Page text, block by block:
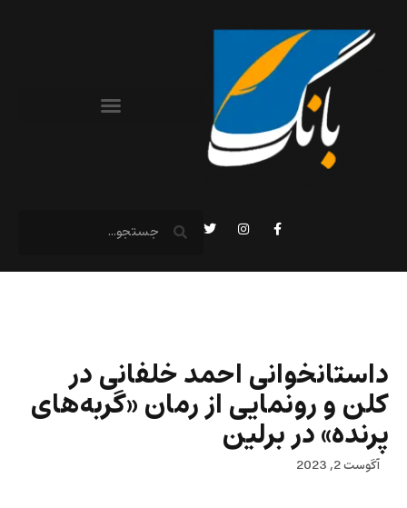
داستانخوانی احمد خلفانی در
کلن و رونمایی از رمان «گربه‌های
پرنده» در برلین
آگوست 2, 2023